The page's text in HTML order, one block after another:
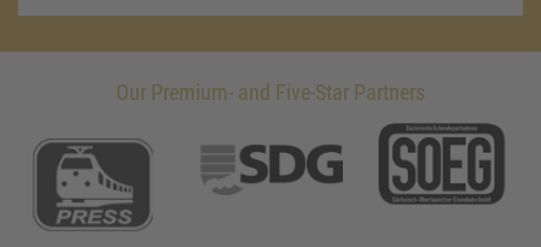
Our Premium- and Five-Star Partners